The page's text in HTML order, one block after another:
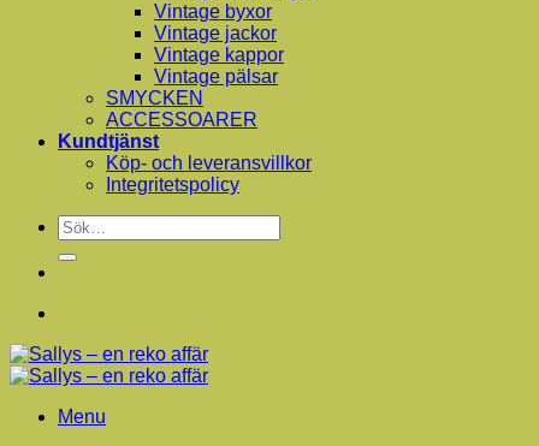
Vintage byxor
Vintage jackor
Vintage kappor
Vintage pälsar
SMYCKEN
ACCESSOARER
Kundtjänst
Köp- och leveransvillkor
Integritetspolicy
Sök
efter:
Menu